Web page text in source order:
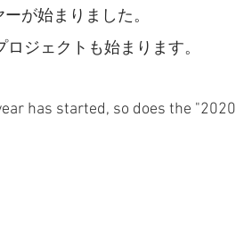
が始まりました。
ロジェクトも始まります。
has started, so does the "2020